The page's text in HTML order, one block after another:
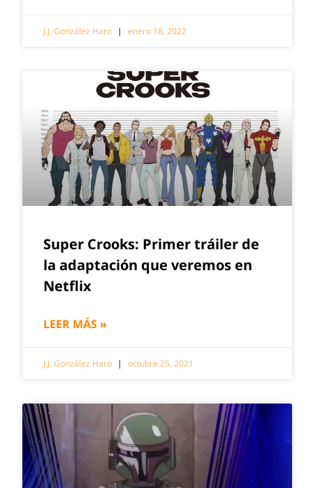
J.J. González Haro enero 18, 2022
Super Crooks: Primer tráiler de
la adaptación que veremos en
Netflix
LEER MÁS »
J.J. González Haro octubre 25, 2021